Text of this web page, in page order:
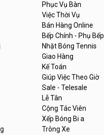
Phục Vụ Bàn
Việc Thời Vụ
Bán Hàng Online
Bếp Chính - Phụ Bếp
Nhặt Bóng Tennis
Giao Hàng
Kế Toán
Giúp Việc Theo Giờ
Sale - Telesale
Lễ Tân
Cộng Tác Viên
Xếp Bóng Bi a
Trông Xe